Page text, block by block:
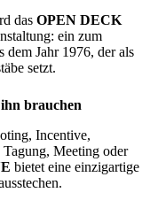
das OPEN DECK
ein zum
dem Jahr 1976, der als
setzt.
brauchen
Incentive,
Meeting oder
bietet eine einzigartige